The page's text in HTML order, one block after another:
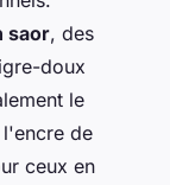
saor, des
doux
le
de
ceux en